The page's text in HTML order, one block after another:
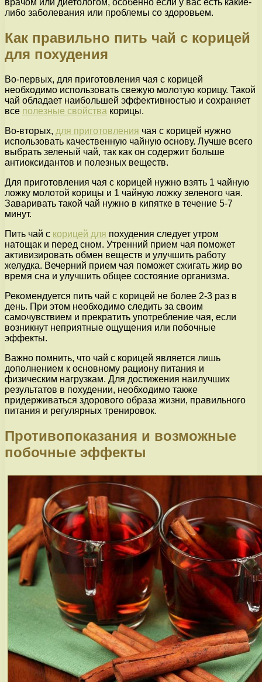
врачом или диетологом, особенно если у вас есть какие-
либо заболевания или проблемы со здоровьем.
Как правильно пить чай с корицей
для похудения
Во-первых, для приготовления чая с корицей
необходимо использовать свежую молотую корицу. Такой
чай обладает наибольшей эффективностью и сохраняет
все полезные свойства корицы.
Во-вторых, для приготовления чая с корицей нужно
использовать качественную чайную основу. Лучше всего
выбрать зеленый чай, так как он содержит больше
антиоксидантов и полезных веществ.
Для приготовления чая с корицей нужно взять 1 чайную
ложку молотой корицы и 1 чайную ложку зеленого чая.
Заваривать такой чай нужно в кипятке в течение 5-7
минут.
Пить чай с корицей для похудения следует утром
натощак и перед сном. Утренний прием чая поможет
активизировать обмен веществ и улучшить работу
желудка. Вечерний прием чая поможет сжигать жир во
время сна и улучшить общее состояние организма.
Рекомендуется пить чай с корицей не более 2-3 раз в
день. При этом необходимо следить за своим
самочувствием и прекратить употребление чая, если
возникнут неприятные ощущения или побочные
эффекты.
Важно помнить, что чай с корицей является лишь
дополнением к основному рациону питания и
физическим нагрузкам. Для достижения наилучших
результатов в похудении, необходимо также
придерживаться здорового образа жизни, правильного
питания и регулярных тренировок.
Противопоказания и возможные
побочные эффекты